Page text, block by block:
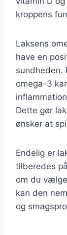
kroppens
Laksens
have en
sundheden.
omega-3
Dette gør
ønsker at
Endelig er
tilberedes
om du
kan den
og